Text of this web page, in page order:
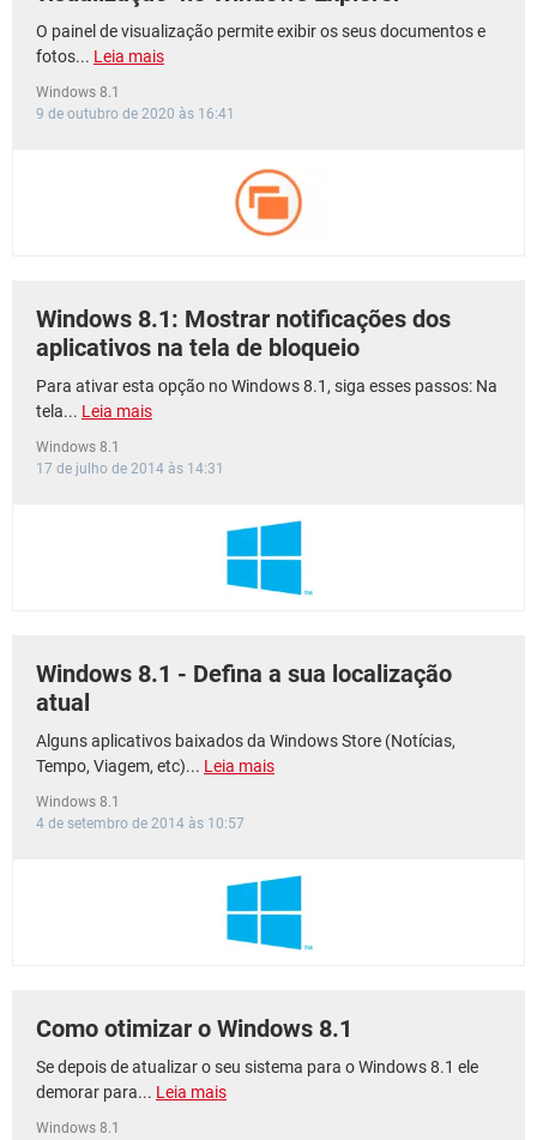
O painel de visualização permite exibir os seus documentos e
fotos... Leia mais
Windows 8.1
9 de outubro de 2020 às 16:41
Windows 8.1: Mostrar notificações dos
aplicativos na tela de bloqueio
Para ativar esta opção no Windows 8.1, siga esses passos: Na
tela... Leia mais
Windows 8.1
17 de julho de 2014 às 14:31
Windows 8.1 - Defina a sua localização
atual
Alguns aplicativos baixados da Windows Store (Notícias,
Tempo, Viagem, etc)... Leia mais
Windows 8.1
4 de setembro de 2014 às 10:57
Como otimizar o Windows 8.1
Se depois de atualizar o seu sistema para o Windows 8.1 ele
demorar para... Leia mais
Windows 8.1